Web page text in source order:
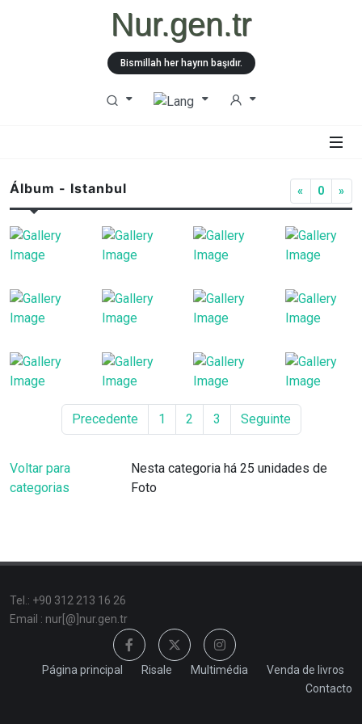
Nur.gen.tr
Bismillah her hayrın başıdır.
Álbum - Istanbul « 0 »
Precedente 1 2 3 Seguinte
Voltar para
categorias
Nesta categoria há 25 unidades de
Foto
Tel.: +90 312 213 16 26
Email : nur[@]nur.gen.tr
Página principal Risale Multimédia
Venda de livros
Contacto